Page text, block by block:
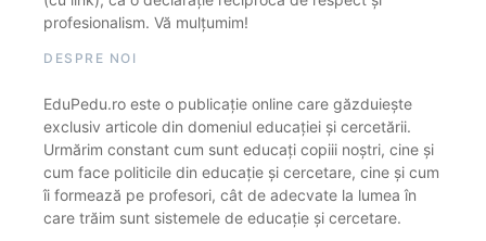
profesionalism. Vă mulțumim!
DESPRE NOI
EduPedu.ro este o publicație online care găzduiește
exclusiv articole din domeniul educației și cercetării.
Urmărim constant cum sunt educați copiii noștri, cine și
cum face politicile din educație și cercetare, cine și cum
îi formează pe profesori, cât de adecvate la lumea în
care trăim sunt sistemele de educație și cercetare.